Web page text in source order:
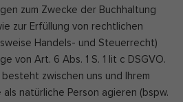
zum Zwecke der Buchhaltung
zur Erfüllung von rechtlichen
Handels- und Steuerrecht)
von Art. 6 Abs. 1 S. 1 lit c DSGVO.
zwischen uns und Ihrem
natürliche Person agieren (bspw.